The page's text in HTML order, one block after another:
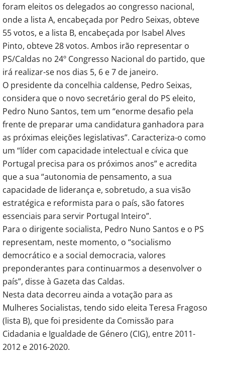
foram eleitos os delegados ao congresso nacional,
onde a lista A, encabeçada por Pedro Seixas, obteve
55 votos, e a lista B, encabeçada por Isabel Alves
Pinto, obteve 28 votos. Ambos irão representar o
PS/Caldas no 24º Congresso Nacional do partido, que
irá realizar-se nos dias 5, 6 e 7 de janeiro.
O presidente da concelhia caldense, Pedro Seixas,
considera que o novo secretário geral do PS eleito,
Pedro Nuno Santos, tem um “enorme desafio pela
frente de preparar uma candidatura ganhadora para
as próximas eleições legislativas”. Caracteriza-o como
um “líder com capacidade intelectual e cívica que
Portugal precisa para os próximos anos” e acredita
que a sua “autonomia de pensamento, a sua
capacidade de liderança e, sobretudo, a sua visão
estratégica e reformista para o país, são fatores
essenciais para servir Portugal Inteiro”.
Para o dirigente socialista, Pedro Nuno Santos e o PS
representam, neste momento, o “socialismo
democrático e a social democracia, valores
preponderantes para continuarmos a desenvolver o
país”, disse à Gazeta das Caldas.
Nesta data decorreu ainda a votação para as
Mulheres Socialistas, tendo sido eleita Teresa Fragoso
(lista B), que foi presidente da Comissão para
Cidadania e Igualdade de Género (CIG), entre 2011-
2012 e 2016-2020.